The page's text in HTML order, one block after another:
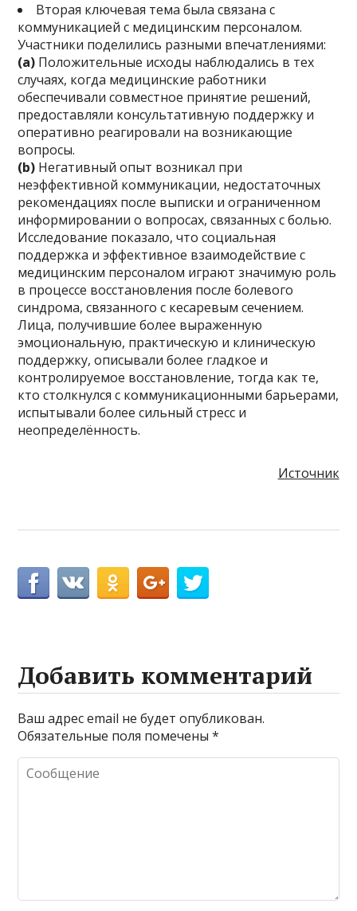
Вторая ключевая тема была связана с
коммуникацией с медицинским персоналом.
Участники поделились разными впечатлениями:
(а) Положительные исходы наблюдались в тех
случаях, когда медицинские работники
обеспечивали совместное принятие решений,
предоставляли консультативную поддержку и
оперативно реагировали на возникающие
вопросы.
(b) Негативный опыт возникал при
неэффективной коммуникации, недостаточных
рекомендациях после выписки и ограниченном
информировании о вопросах, связанных с болью.
Исследование показало, что социальная
поддержка и эффективное взаимодействие с
медицинским персоналом играют значимую роль
в процессе восстановления после болевого
синдрома, связанного с кесаревым сечением.
Лица, получившие более выраженную
эмоциональную, практическую и клиническую
поддержку, описывали более гладкое и
контролируемое восстановление, тогда как те,
кто столкнулся с коммуникационными барьерами,
испытывали более сильный стресс и
неопределённость.
Источник
Добавить комментарий
Ваш адрес email не будет опубликован.
Обязательные поля помечены*